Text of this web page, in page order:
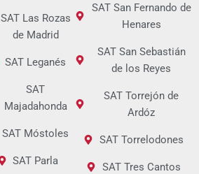
SAT Las Rozas
de Madrid
SAT Leganés
SAT
Majadahonda
SAT Móstoles
SAT Parla
SAT San Fernando de
Henares
SAT San Sebastián
de los Reyes
SAT Torrejón de
Ardóz
SAT Torrelodones
SAT Tres Cantos